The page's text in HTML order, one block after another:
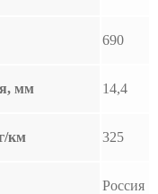
690
мм 14,4
км 325
Россия